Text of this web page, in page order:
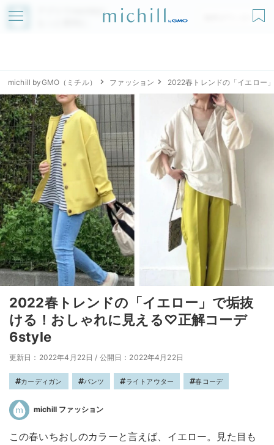
アプリでmichillが
無料ダウンロード
michill byGMO（ミチル） ファッション 2022春トレンドの「イエロー
2022春トレンドの「イエロー」で垢抜
ける！おしゃれに見える♡正解コーデ
6style
更新日：2022年4月22日 / 公開日：2022年4月22日
カーディガン パンツ ライトアウター 春コーデ
michill ファッション
この春いちおしのカラーと言えば、イエロー。見た目も